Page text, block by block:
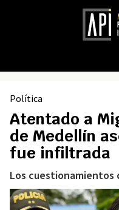
Política
Atentado a
de Medellín
fue infiltrada
Los cuestionamientos